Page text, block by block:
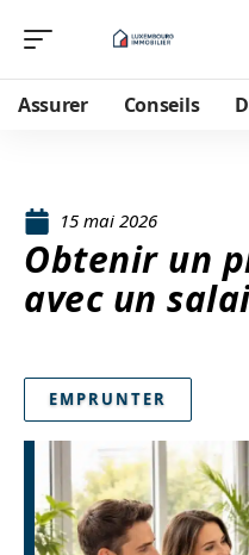
Assurer Conseils
15 mai 2026
Obtenir un
avec un
EMPRUNTER